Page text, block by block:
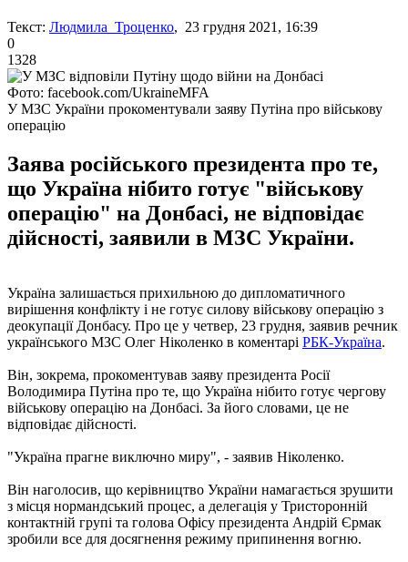
Текст: Людмила Троценко, 23 грудня 2021, 16:39
0
1328
Фото: facebook.com/UkraineMFA
У МЗС України прокоментували заяву Путіна про військову
операцію
Заява російського президента про те,
що Україна нібито готує "військову
операцію" на Донбасі, не відповідає
дійсності, заявили в МЗС України.
Україна залишається прихильною до дипломатичного
вирішення конфлікту і не готує силову військову операцію з
деокупації Донбасу. Про це у четвер, 23 грудня, заявив речник
українського МЗС Олег Ніколенко в коментарі РБК-Україна.
Він, зокрема, прокоментував заяву президента Росії
Володимира Путіна про те, що Україна нібито готує чергову
військову операцію на Донбасі. За його словами, це не
відповідає дійсності.
"Україна прагне виключно миру", - заявив Ніколенко.
Він наголосив, що керівництво України намагається зрушити
з місця нормандський процес, а делегація у Тристоронній
контактній групі та голова Офісу президента Андрій Єрмак
зробили все для досягнення режиму припинення вогню.